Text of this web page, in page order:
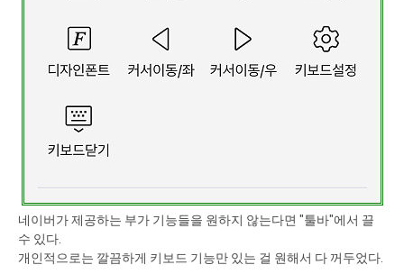
네이버가 제공하는 부가 기능들을 원하지 않는다면 "툴바"에서 끌
수 있다.
개인적으로는 깔끔하게 키보드 기능만 있는 걸 원해서 다 꺼두었다.